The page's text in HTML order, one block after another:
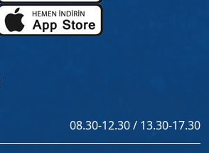
08.30-12.30 / 13.30-17.30